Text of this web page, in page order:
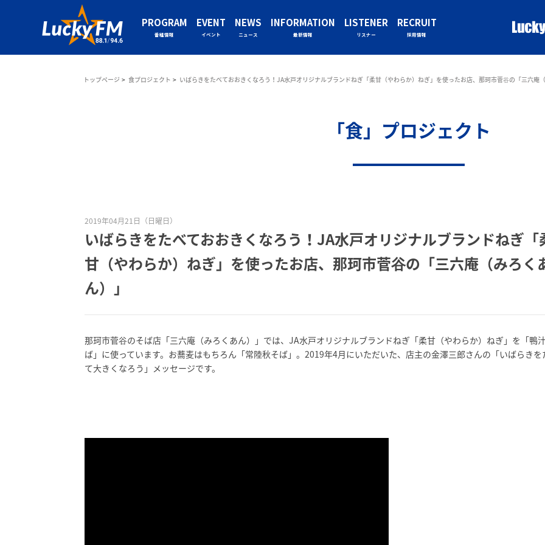
PROGRAM
番組情報
EVENT
イベント
NEWS
ニュース
INFORMATION
最新情報
LISTENER
リスナー
RECRUIT
採用情報
トップページ 食プロジェクト いばらきをたべておおきくなろう！JA水戸オリジナルブランドねぎ「柔甘（やわらか）ねぎ」を使ったお店、那珂市菅谷の「三六庵
「食」プロジェクト
2019年04月21日（日曜日）
いばらきをたべておおきくなろう！JA水戸オリジナルブランドねぎ「
甘（やわらか）ねぎ」を使ったお店、那珂市菅谷の「三六庵（みろく
ん）」
那珂市菅谷のそば店「三六庵（みろくあん）」では、JA水戸オリジナルブランドねぎ「柔甘（やわらか）ねぎ」を「鴨
ば」に使っています。お蕎麦はもちろん「常陸秋そば」。2019年4月にいただいた、店主の金澤三郎さんの「いばらきを
て大きくなろう」メッセージです。